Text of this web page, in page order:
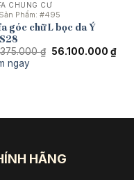
CHUNG CƯ
Phẩm: #495
góc chữ L bọc da Ý
₫ Giá
56.100.000 ₫Giá
hiện
ngay
HÃNG